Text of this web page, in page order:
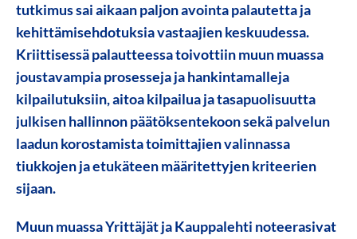
tutkimus sai aikaan paljon avointa palautetta ja
kehittämisehdotuksia vastaajien keskuudessa.
Kriittisessä palautteessa toivottiin muun muassa
joustavampia prosesseja ja hankintamalleja
kilpailutuksiin,aitoa kilpailua ja tasapuolisuutta
julkisen hallinnon päätöksentekoonsekäpalvelun
laadun korostamista toimittajien valinnassa
tiukkojen ja etukäteen määritettyjen kriteerien
sijaan.
Muun muassa Yrittäjät ja Kauppalehti noteerasivat